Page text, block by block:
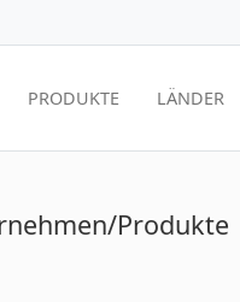
PRODUKTE LÄNDER
Produkte